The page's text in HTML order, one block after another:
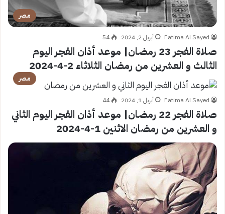
مصر
Fatima Al Sayed أبريل 2, 2024 54
صلاة الفجر 23 رمضان| موعد أذان الفجر اليوم
الثالث و العشرين من رمضان الثلاثاء 2-4-2024
مصر
Fatima Al Sayed أبريل 1, 2024 44
صلاة الفجر 22 رمضان| موعد أذان الفجر اليوم الثاني
و العشرين من رمضان الاثنين 1-4-2024